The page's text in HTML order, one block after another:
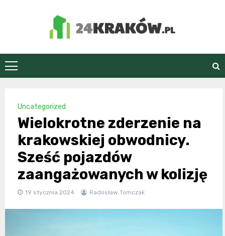
24Kraków.pl
Uncategorized
Wielokrotne zderzenie na
krakowskiej obwodnicy.
Sześć pojazdów
zaangażowanych w kolizję
19 stycznia 2024 Radosław Tomczak